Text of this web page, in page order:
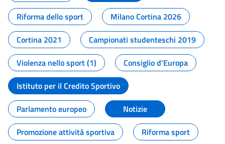
Riforma dello sport
Milano Cortina 2026
Cortina 2021
Campionati studenteschi 2019
Violenza nello sport (1)
Consiglio d'Europa
Istituto per il Credito Sportivo
Parlamento europeo
Notizie
Promozione attività sportiva
Riforma sport